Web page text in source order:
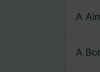
A
A